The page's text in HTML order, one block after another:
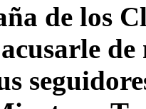
de los